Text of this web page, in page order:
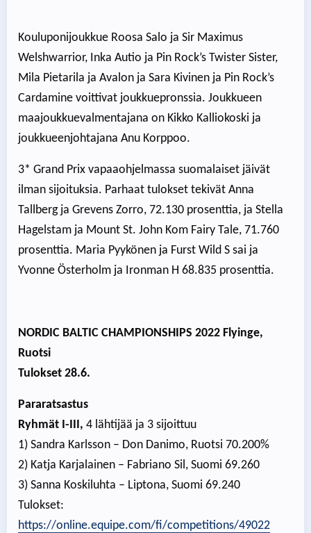
Kouluponijoukkue Roosa Salo ja Sir Maximus
Welshwarrior, Inka Autio ja Pin Rock’s Twister Sister,
Mila Pietarila ja Avalon ja Sara Kivinen ja Pin Rock’s
Cardamine voittivat joukkuepronssia. Joukkueen
maajoukkuevalmentajana on Kikko Kalliokoski ja
joukkueenjohtajana Anu Korppoo.
3* Grand Prix vapaaohjelmassa suomalaiset jäivät
ilman sijoituksia. Parhaat tulokset tekivät Anna
Tallberg ja Grevens Zorro, 72.130 prosenttia, ja Stella
Hagelstam ja Mount St. John Kom Fairy Tale, 71.760
prosenttia. Maria Pyykönen ja Furst Wild S sai ja
Yvonne Österholm ja Ironman H 68.835 prosenttia.
NORDIC BALTIC CHAMPIONSHIPS 2022 Flyinge,
Ruotsi
Tulokset 28.6.
Pararatsastus
Ryhmät I-III, 4 lähtijää ja 3 sijoittuu
1) Sandra Karlsson – Don Danimo, Ruotsi 70.200%
2) Katja Karjalainen – Fabriano Sil, Suomi 69.260
3) Sanna Koskiluhta – Liptona, Suomi 69.240
Tulokset:
https://online.equipe.com/fi/competitions/49022